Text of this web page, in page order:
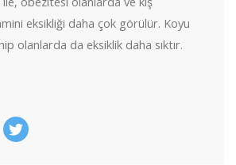
eksikliği daha çok görülür. Koyu
olanlarda da eksiklik daha sıktır.